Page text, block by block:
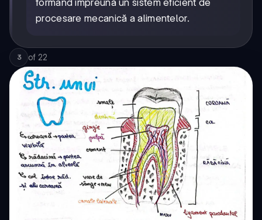
formând împreună un sistem eficient de
procesare mecanică a alimentelor.
3 of 22